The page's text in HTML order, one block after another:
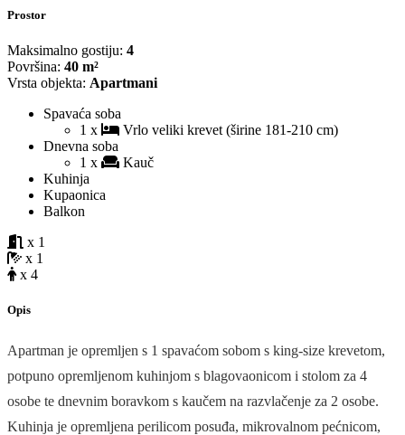
Prostor
Maksimalno gostiju: 4
Površina: 40 m²
Vrsta objekta: Apartmani
Spavaća soba
1 x
Vrlo veliki krevet (širine 181-210 cm)
Dnevna soba
1 x
Kauč
Kuhinja
Kupaonica
Balkon
x 1
x 1
x 4
Opis
Apartman je opremljen s 1 spavaćom sobom s king-size krevetom,
potpuno opremljenom kuhinjom s blagovaonicom i stolom za 4
osobe te dnevnim boravkom s kaučem na razvlačenje za 2 osobe.
Kuhinja je opremljena perilicom posuđa, mikrovalnom pećnicom,